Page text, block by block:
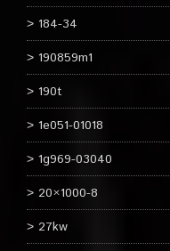
184-34
190859m1
190t
1e051-01018
1g969-03040
20×1000-8
27kw